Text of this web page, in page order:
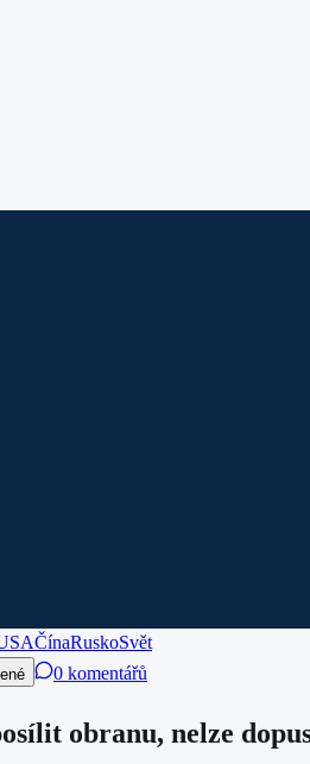
ČínaRuskoSvět
0 komentářů
obranu, nelze